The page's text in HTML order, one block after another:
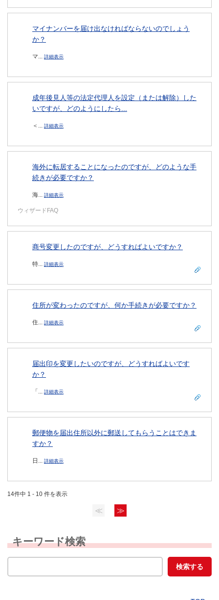
マイナンバーを届け出なければならないのでしょう
か？
マ... 詳細表示
成年後見人等の法定代理人を設定（または解除）した
いですが、どのようにしたら...
＜... 詳細表示
海外に転居することになったのですが、どのような手
続きが必要ですか？
海... 詳細表示
ウィザードFAQ
商号変更したのですが、どうすればよいですか？
特... 詳細表示
住所が変わったのですが、何か手続きが必要ですか？
住... 詳細表示
届出印を変更したいのですが、どうすればよいです
か？
「... 詳細表示
郵便物を届出住所以外に郵送してもらうことはできま
すか？
日... 詳細表示
14件中 1 - 10 件を表示
≪ ≫
キーワード検索